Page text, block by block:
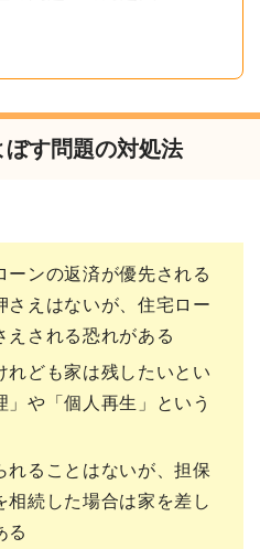
す問題の対処法
ーンの返済が優先される
さえはないが、住宅ロー
えされる恐れがある
れども家は残したいとい
」や「個人再生」という
れることはないが、担保
相続した場合は家を差し
る